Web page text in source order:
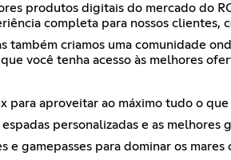
produtos digitais do mercado do
completa para nossos clientes,
também criamos uma comunidade
você tenha acesso às melhores
para aproveitar ao máximo tudo o
personalizadas e as melhores
gamepasses para dominar os mares